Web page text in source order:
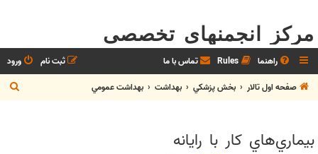
مرکز انجمنهای تخصصی
راهنما Rules تماس با ما ورود
ثبت نام
صفحه اول تالار
بخش پزشکي بهداشت بهداشت عمومي
س
بيماري‌هاي کار با رايانه